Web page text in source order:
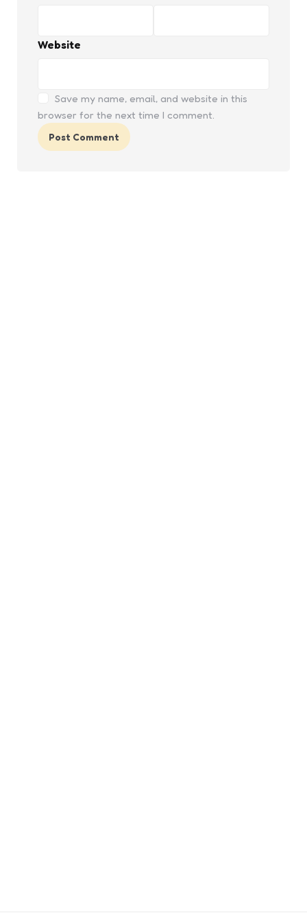
Website
Save my name, email, and website in this
browser for the next time I comment.